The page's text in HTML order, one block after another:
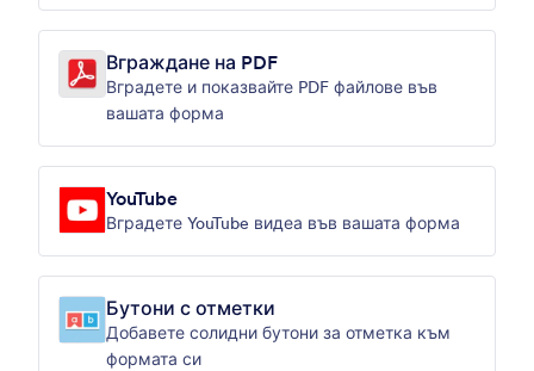
Вграждане на PDF
Вградете и показвайте PDF файлове във
вашата форма
YouTube
Вградете YouTube видеа във вашата форма
Бутони с отметки
Добавете солидни бутони за отметка към
формата си